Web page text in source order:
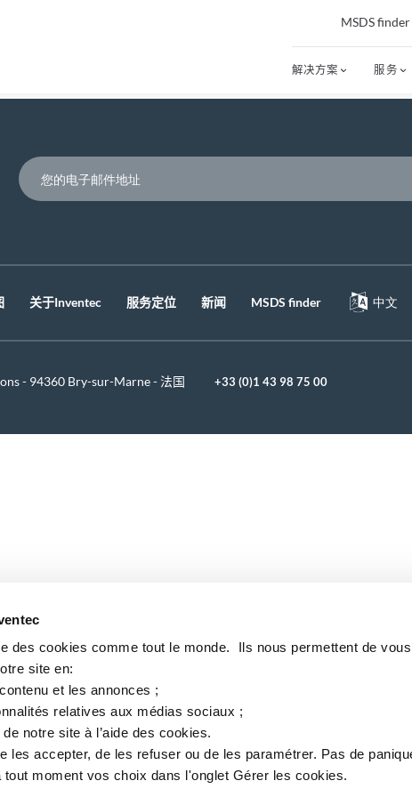
des cookies comme tout le monde. ​ Ils nous permettent de
site en:​
et les annonces ;​
relatives aux médias sociaux ;
notre site à l’aide des cookies.​
les accepter, de les refuser ou de les paramétrer.​ Pas de
moment vos choix dans l'onglet Gérer les cookies.​
MSDS finder
解决方案 服务
关于Inventec 服务定位 新闻 MSDS finder 中文
- 94360 Bry-sur-Marne - 法国 +33 (0)1 43 98 75 00